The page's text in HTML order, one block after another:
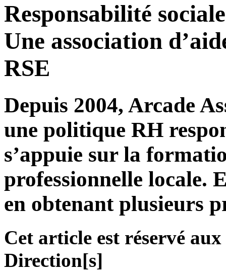
Responsabilité
Une association
RSE
Depuis 2004, Arcade
une politique RH
s’appuie sur la
professionnelle locale.
en obtenant plusieurs
Cet article est réservé
Direction[s]